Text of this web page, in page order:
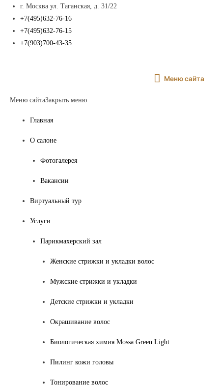
г. Москва ул. Таганская, д. 31/22
+7(495)632-76-16
+7(495)632-76-15
+7(903)700-43-35
Меню
Меню сайта
Меню сайтаЗакрыть меню
Главная
О салоне
Фотогалерея
Вакансии
Виртуальный тур
Услуги
Парикмахерский зал
Женские стрижки и укладки волос
Мужские стрижки и укладки
Детские стрижки и укладки
Окрашивание волос
Биологическая химия Mossa Green Light
Пилинг кожи головы
Тонирование волос